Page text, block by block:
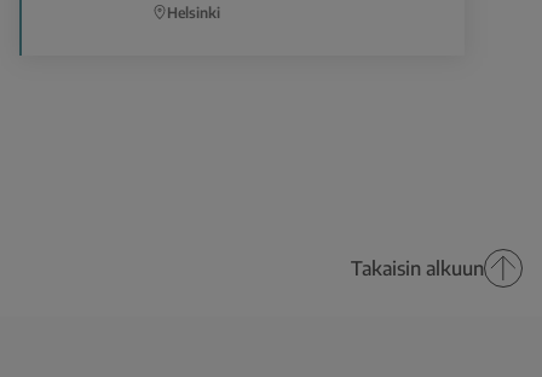
Helsinki
Takaisin alkuun